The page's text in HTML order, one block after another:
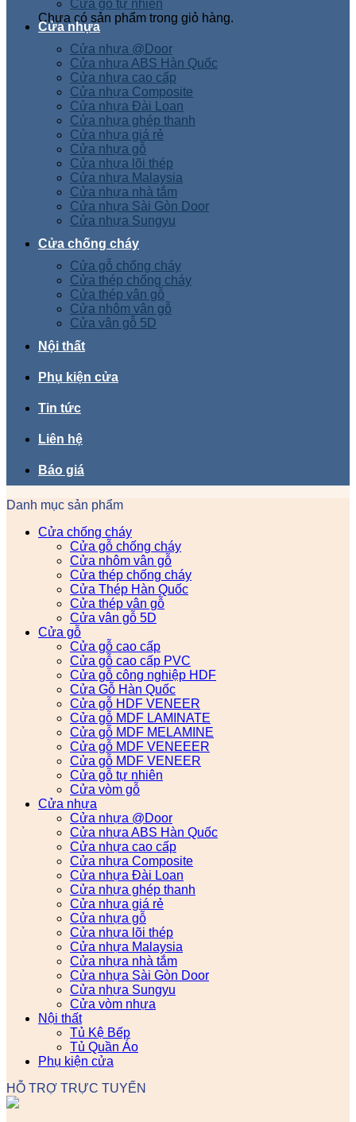
Chưa có sản phẩm trong giỏ hàng.
Cửa gỗ tự nhiên
Cửa nhựa
Cửa nhựa @Door
Cửa nhựa ABS Hàn Quốc
Cửa nhựa cao cấp
Cửa nhựa Composite
Cửa nhựa Đài Loan
Cửa nhựa ghép thanh
Cửa nhựa giá rẻ
Cửa nhựa gỗ
Cửa nhựa lõi thép
Cửa nhựa Malaysia
Cửa nhựa nhà tắm
Cửa nhựa Sài Gòn Door
Cửa nhựa Sungyu
Cửa chống cháy
Cửa gỗ chống cháy
Cửa thép chống cháy
Cửa thép vân gỗ
Cửa nhôm vân gỗ
Cửa vân gỗ 5D
Nội thất
Phụ kiện cửa
Tin tức
Liên hệ
Báo giá
Danh mục sản phẩm
Cửa chống cháy
Cửa gỗ chống cháy
Cửa nhôm vân gỗ
Cửa thép chống cháy
Cửa Thép Hàn Quốc
Cửa thép vân gỗ
Cửa vân gỗ 5D
Cửa gỗ
Cửa gỗ cao cấp
Cửa gỗ cao cấp PVC
Cửa gỗ công nghiệp HDF
Cửa Gỗ Hàn Quốc
Cửa gỗ HDF VENEER
Cửa gỗ MDF LAMINATE
Cửa gỗ MDF MELAMINE
Cửa gỗ MDF VENEEER
Cửa gỗ MDF VENEER
Cửa gỗ tự nhiên
Cửa vòm gỗ
Cửa nhựa
Cửa nhựa @Door
Cửa nhựa ABS Hàn Quốc
Cửa nhựa cao cấp
Cửa nhựa Composite
Cửa nhựa Đài Loan
Cửa nhựa ghép thanh
Cửa nhựa giá rẻ
Cửa nhựa gỗ
Cửa nhựa lõi thép
Cửa nhựa Malaysia
Cửa nhựa nhà tắm
Cửa nhựa Sài Gòn Door
Cửa nhựa Sungyu
Cửa vòm nhựa
Nội thất
Tủ Kệ Bếp
Tủ Quần Áo
Phụ kiện cửa
HỖ TRỢ TRỰC TUYẾN